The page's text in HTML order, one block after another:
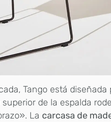
Tango está
de la espalda
La carcasa de